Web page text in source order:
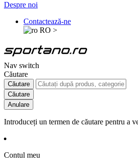
Despre noi
Contactează-ne
RO >
Nav switch
Căutare
Căutare
Căutare
Anulare
Introduceți un termen de căutare pentru a
Contul meu